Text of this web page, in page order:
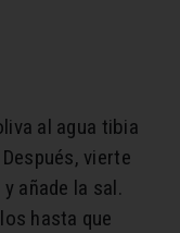
al agua tibia
vierte
añade la sal.
hasta que